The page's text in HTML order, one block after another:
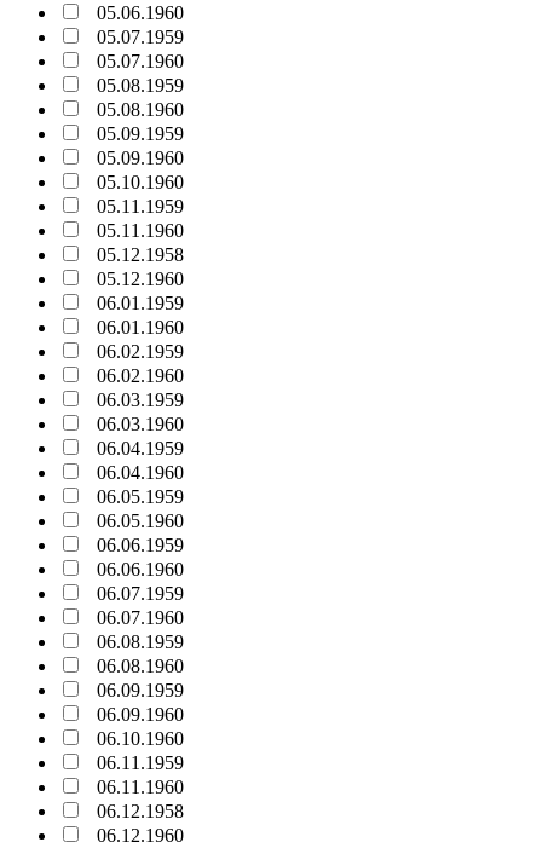
05.06.1960
05.07.1959
05.07.1960
05.08.1959
05.08.1960
05.09.1959
05.09.1960
05.10.1960
05.11.1959
05.11.1960
05.12.1958
05.12.1960
06.01.1959
06.01.1960
06.02.1959
06.02.1960
06.03.1959
06.03.1960
06.04.1959
06.04.1960
06.05.1959
06.05.1960
06.06.1959
06.06.1960
06.07.1959
06.07.1960
06.08.1959
06.08.1960
06.09.1959
06.09.1960
06.10.1960
06.11.1959
06.11.1960
06.12.1958
06.12.1960